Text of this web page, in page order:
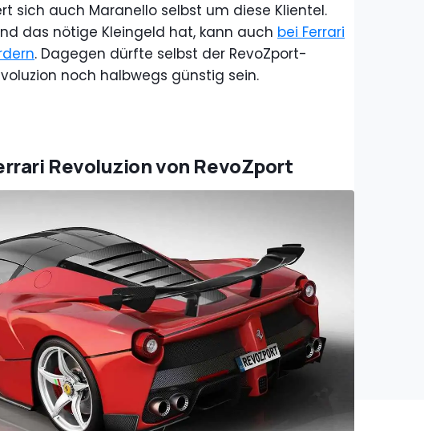
sich auch Maranello selbst um diese Klientel.
das nötige Kleingeld hat, kann auch bei Ferrari
. Dagegen dürfte selbst der RevoZport-
noch halbwegs günstig sein.
Revoluzion von RevoZport